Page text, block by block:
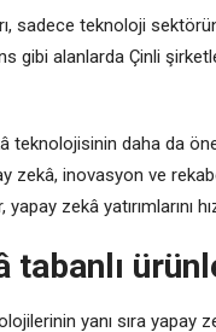
sadece teknoloji
gibi alanlarda Çinli
teknolojisinin daha da
zekâ, inovasyon ve
zekâ yatırımlarını
tabanlı
yanı sıra yapay